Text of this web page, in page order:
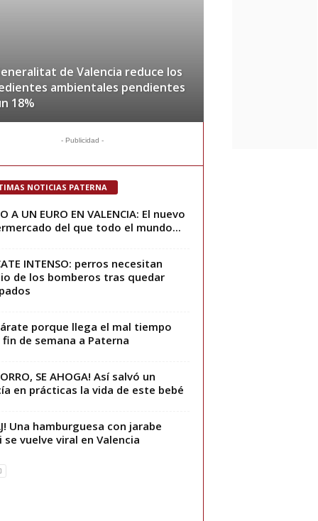
de Valencia reduce los
ambientales pendientes
18%
- Publicidad -
NOTICIAS PATERNA
A UN EURO EN VALENCIA: El nuevo
del que todo el mundo...
INTENSO: perros necesitan
de los bomberos tras quedar
porque llega el mal tiempo
de semana a Paterna
SE AHOGA! Así salvó un
en prácticas la vida de este bebé
Una hamburguesa con jarabe
se vuelve viral en Valencia